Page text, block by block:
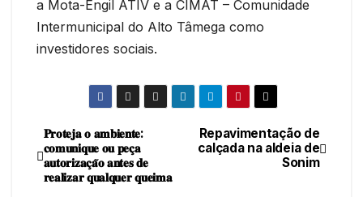
a Mota-Engil ATIV e a CIMAT – Comunidade
Intermunicipal do Alto Tâmega como
investidores sociais.
Navegação
de
Repavimentação de
calçada na aldeia de
Sonim
𝐏𝐫𝐨𝐭𝐞𝐣𝐚 𝐨 𝐚𝐦𝐛𝐢𝐞𝐧𝐭𝐞:
𝐜𝐨𝐦𝐮𝐧𝐢𝐪𝐮𝐞 𝐨𝐮 𝐩𝐞𝐜̧𝐚
𝐚𝐮𝐭𝐨𝐫𝐢𝐳𝐚𝐜̧𝐚̃𝐨 𝐚𝐧𝐭𝐞𝐬 𝐝𝐞
𝐫𝐞𝐚𝐥𝐢𝐳𝐚𝐫 𝐪𝐮𝐚𝐥𝐪𝐮𝐞𝐫 𝐪𝐮𝐞𝐢𝐦𝐚